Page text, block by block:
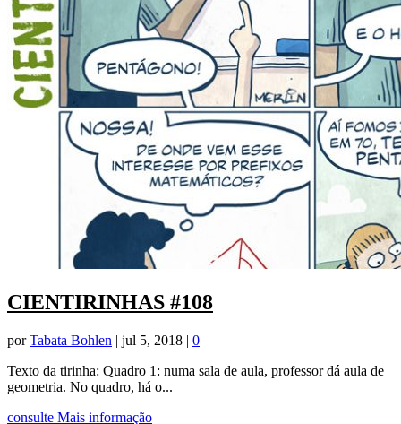
CIENTIRINHAS #108
porTabata Bohlen | jul 5, 2018 | 0
Texto da tirinha: Quadro 1: numa sala de aula, professor dá aula de
geometria. No quadro, há o...
consulte Mais informação